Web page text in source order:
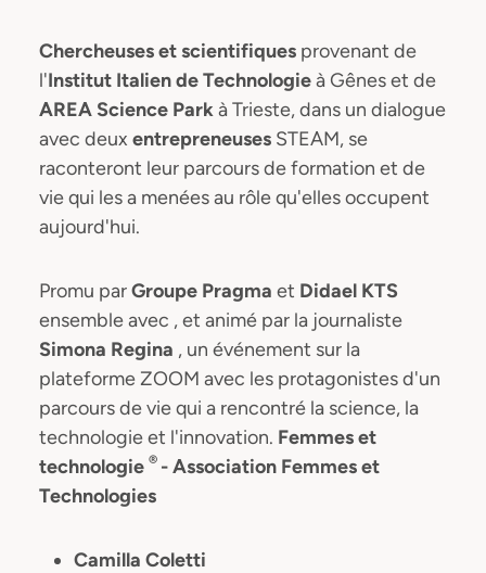
Chercheuses et scientifiques provenant de
l'Institut Italien de Technologieà Gênes et de
AREA Science Parkà Trieste, dans un dialogue
avec deux entrepreneuses STEAM, se
raconteront leur parcours de formation et de
vie qui les a menées au rôle qu'elles occupent
aujourd'hui.
Promu parGroupe Pragma et Didael KTS
ensemble avec , et animé par la journaliste
Simona Regina , un événement sur la
plateforme ZOOM avec les protagonistes d'un
parcours de vie qui a rencontré la science, la
technologie et l'innovation. Femmes et
technologie ® - Association Femmes et
Technologies
Camilla Coletti